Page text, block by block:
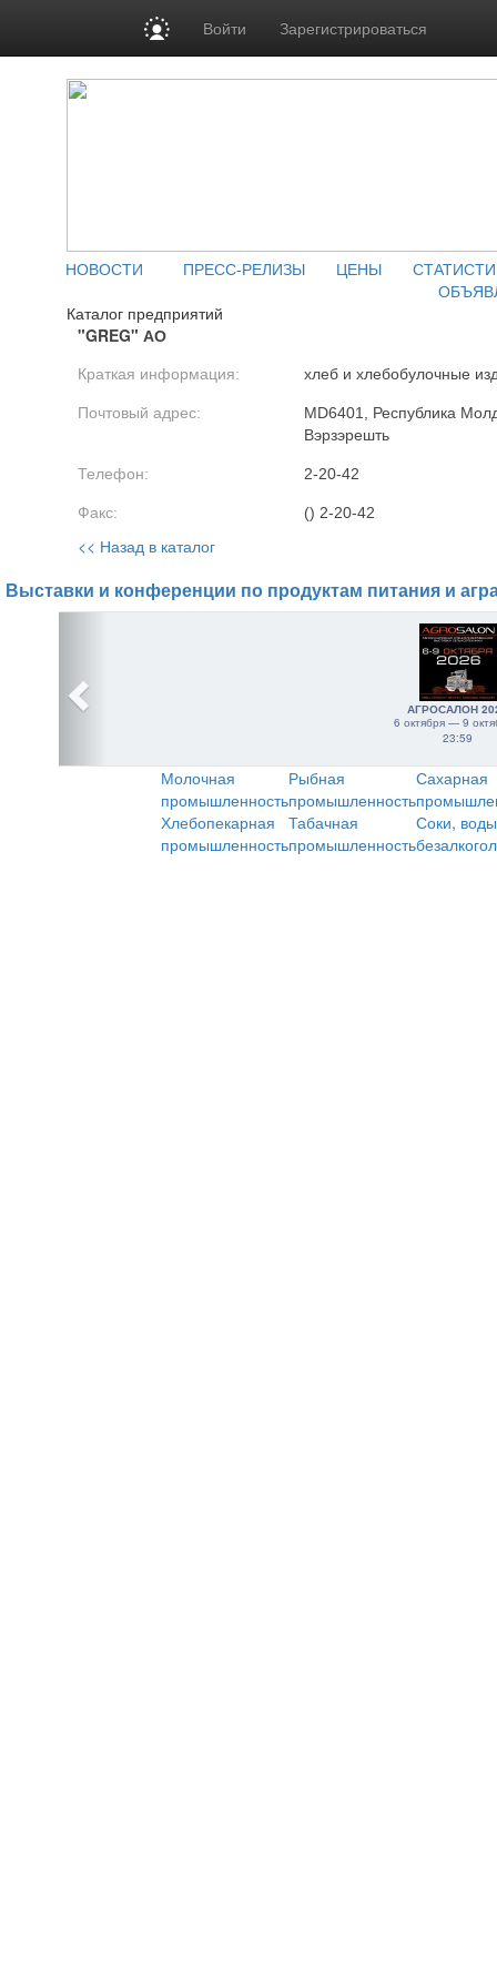
Войти Зарегистрироваться
НОВОСТИ ПРЕСС-РЕЛИЗЫ ЦЕНЫ
Каталог предприятий
"GREG" АО
Краткая информация: хлеб и хлебобулочные
Почтовый адрес:
MD6401, Республика
Вэрзэрешть
Телефон: 2-20-42
Факс: () 2-20-42
<< Назад в каталог
Выставки и конференции по продуктам питания и
АГРОСАЛОН
6 октября — 9
23:59
Молочная
промышленность
Рыбная
промышленность
Сахарная
Хлебопекарная
промышленность
Табачная
промышленность
Соки,